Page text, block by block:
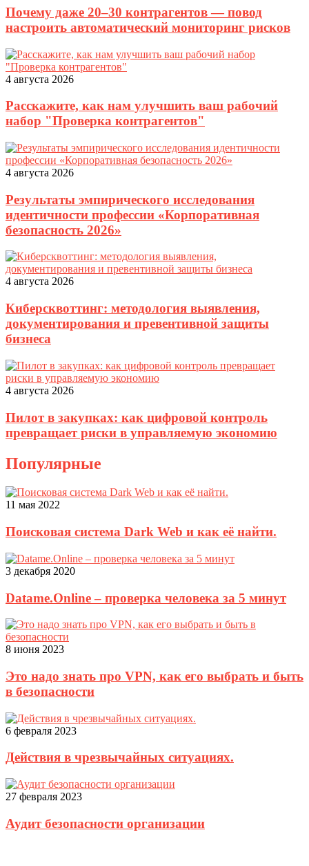
Почему даже 20–30 контрагентов — повод
настроить автоматический мониторинг рисков
4 августа 2026
Расскажите, как нам улучшить ваш рабочий
набор "Проверка контрагентов"
4 августа 2026
Результаты эмпирического исследования
идентичности профессии «Корпоративная
безопасность 2026»
4 августа 2026
Киберсквоттинг: методология выявления,
документирования и превентивной защиты
бизнеса
4 августа 2026
Пилот в закупках: как цифровой контроль
превращает риски в управляемую экономию
Популярные
11 мая 2022
Поисковая система Dark Web и как её найти.
3 декабря 2020
Datame.Online – проверка человека за 5 минут
8 июня 2023
Это надо знать про VPN, как его выбрать и быть
в безопасности
6 февраля 2023
Действия в чрезвычайных ситуациях.
27 февраля 2023
Аудит безопасности организации